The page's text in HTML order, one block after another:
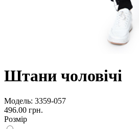
Штани чоловічі
Модель: 3359-057
496.00 грн.
Розмір